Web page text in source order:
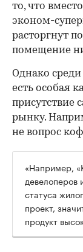
то, что
эконом-
расторгнут
помещение
Однако среди
есть особая
присутствие
рынку.
не вопрос
«Например,
девелоперов
статуса
проект,
продукт